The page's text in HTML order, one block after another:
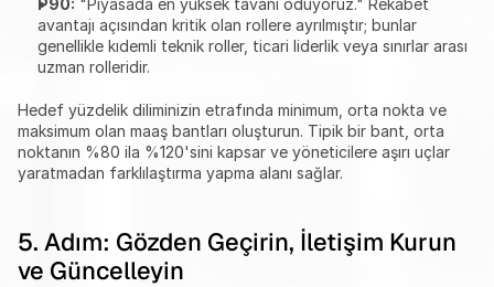
P90: "Piyasada en yüksek tavanı ödüyoruz." Rekabet
avantajı açısından kritik olan rollere ayrılmıştır; bunlar
genellikle kıdemli teknik roller, ticari liderlik veya sınırlar arası
uzman rolleridir.
Hedef yüzdelik diliminizin etrafında minimum, orta nokta ve
maksimum olan maaş bantları oluşturun. Tipik bir bant, orta
noktanın %80 ila %120'sini kapsar ve yöneticilere aşırı uçlar
yaratmadan farklılaştırma yapma alanı sağlar.
5. Adım: Gözden Geçirin, İletişim Kurun
ve Güncelleyin